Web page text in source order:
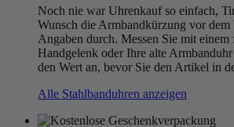
Noch nie war Uhrenkauf so einfach,
Wunsch die Armbandkürzung vor dem
Angaben durch. Messen Sie mit
Handgelenk oder Ihre alte
den Wert an, bevor Sie den Artikel in
Alle Stahlbanduhren anzeigen